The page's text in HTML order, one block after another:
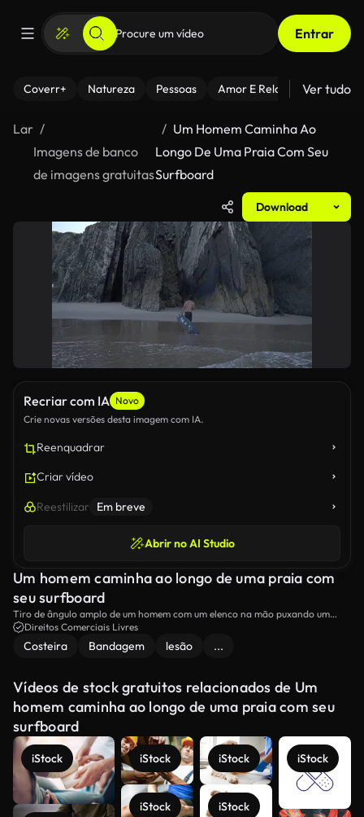
Entrar
Coverr+ Natureza Pessoas Amor E Relacionamentos
Ver tudo
Lar
Imagens de banco
de imagens gratuitas
Um Homem Caminha Ao
Longo De Uma Praia Com Seu
Surfboard
Download
Recriar com IA Novo
Crie novas versões desta imagem com IA.
Reenquadrar
Criar vídeo
Reestilizar Em breve
Abrir no AI Studio
Um homem caminha ao longo de uma praia com
seu surfboard
Tiro de ângulo amplo de um homem com um elenco na mão puxando um
surfboard na praia.
Direitos Comerciais Livres
Costeira Bandagem lesão ...
Vídeos de stock gratuitos relacionados de Um
homem caminha ao longo de uma praia com seu
surfboard
iStock iStock
iStock
iStock
iStock
iStock